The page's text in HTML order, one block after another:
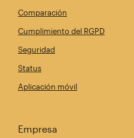
Comparación
Cumplimiento del RGPD
Seguridad
Status
Aplicación móvil
Empresa